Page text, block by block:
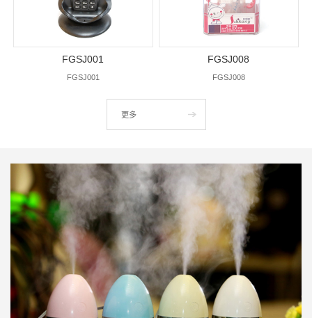
FGSJ001
FGSJ001
FGSJ008
FGSJ008
更多
31
2018-01
多而不乱的塑胶配件，针对使用而生产
塑胶配件的种类有很多，它主要为了其它产品的生产而制作的，
是它们的零配件。像汽车配件，就